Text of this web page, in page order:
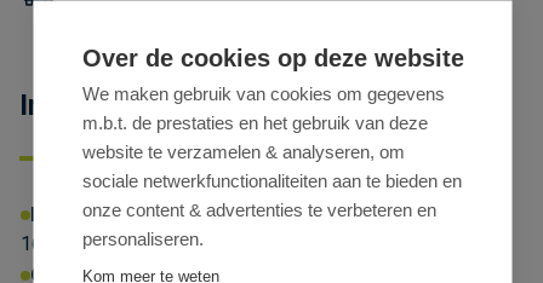
Informatieplicht
EPC-NR Energielabel:X Energiescore:
167kWhprim/m²/jaar
Omgevingsvergunning:
Over de cookies op deze website
We maken gebruik van cookies om gegevens
m.b.t. de prestaties en het gebruik van deze
website te verzamelen & analyseren, om
sociale netwerkfunctionaliteiten aan te bieden en
onze content & advertenties te verbeteren en
personaliseren.
Kom meer te weten